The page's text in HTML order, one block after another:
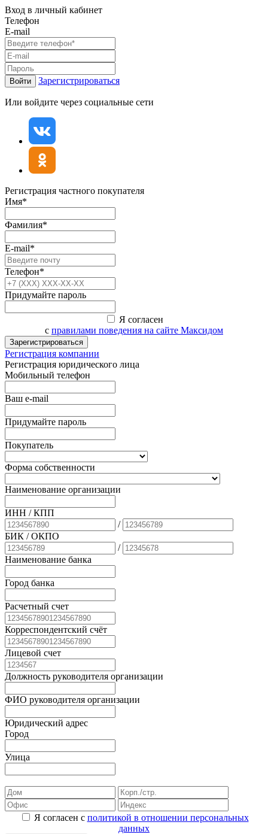
Вход в личный кабинет
Телефон
E-mail
Войти Зарегистрироваться
Или войдите через социальные сети
Регистрация частного покупателя
Имя*
Фамилия*
E-mail*
Телефон*
Придумайте пароль
Я согласен
с правилами поведения на сайте Максидом
Зарегистрироваться
Регистрация компании
Регистрация юридического лица
Мобильный телефон
Ваш e-mail
Придумайте пароль
Покупатель
Форма собственности
Наименование организации
ИНН / КПП
/
БИК / ОКПО
/
Наименование банка
Город банка
Расчетный счет
Корреспондентский счёт
Лицевой счет
Должность руководителя организации
ФИО руководителя организации
Юридический адрес
Город
Улица
Я согласен с политикой в отношении персональных
данных